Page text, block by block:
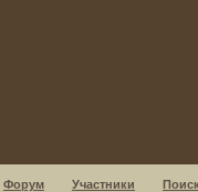
Форум Участники